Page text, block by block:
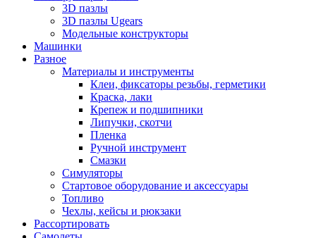
3D пазлы
3D пазлы Ugears
Модельные конструкторы
Машинки
Разное
Материалы и инструменты
Клеи, фиксаторы резьбы, герметики
Краска, лаки
Крепеж и подшипники
Липучки, скотчи
Пленка
Ручной инструмент
Смазки
Симуляторы
Стартовое оборудование и аксессуары
Топливо
Чехлы, кейсы и рюкзаки
Рассортировать